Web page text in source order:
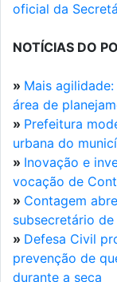
oficial da
NOTÍCIAS DO
» Mais
área de
» Prefeitura
urbana do
» Inovação e
vocação de
» Contagem
subsecretário de
» Defesa Civil
prevenção de
durante a seca